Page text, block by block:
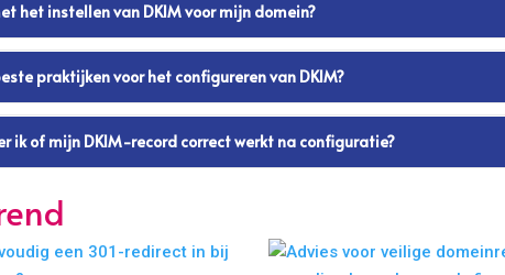
het instellen van DKIM voor mijn domein?
praktijken voor het configureren van DKIM?
ik of mijn DKIM-record correct werkt na configuratie?